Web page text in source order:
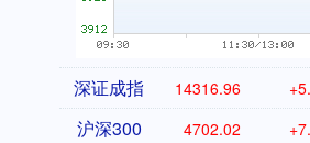
深证成指 14316.96
沪深300 4702.02